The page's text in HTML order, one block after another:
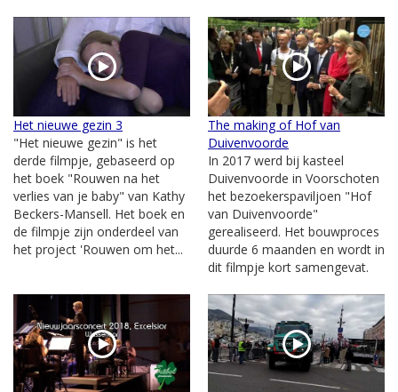
Het nieuwe gezin 3
"Het nieuwe gezin" is het
derde filmpje, gebaseerd op
het boek "Rouwen na het
verlies van je baby" van Kathy
Beckers-Mansell. Het boek en
de filmpje zijn onderdeel van
het project 'Rouwen om het...
The making of Hof van
Duivenvoorde
In 2017 werd bij kasteel
Duivenvoorde in Voorschoten
het bezoekerspaviljoen "Hof
van Duivenvoorde"
gerealiseerd. Het bouwproces
duurde 6 maanden en wordt in
dit filmpje kort samengevat.